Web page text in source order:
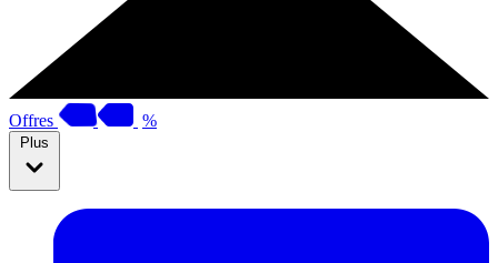
Offres %
Plus